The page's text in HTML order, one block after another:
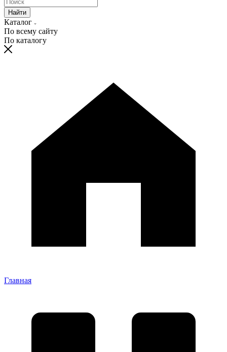
Найти
Каталог
По всему сайту
По каталогу
Главная